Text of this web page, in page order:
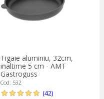
Tigaie aluminiu, 32cm,
inaltime 5 cm - AMT
Gastroguss
Cod: 532
(42)